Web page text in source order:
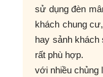
sử dụng đèn
khách chung
hay sảnh
rất phù hợp.
với nhiều chủng